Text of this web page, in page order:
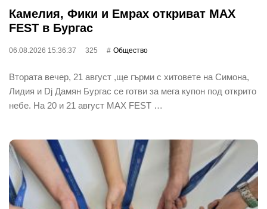
Камелия, Фики и Емрах откриват MAX
FEST в Бургас
06.08.2026 15:36:37 325 Общество
Втората вечер, 21 август ,ще гърми с хитовете на Симона,
Лидия и Dj Дамян Бургас се готви за мега купон под открито
небе. На 20 и 21 август MAX FEST …